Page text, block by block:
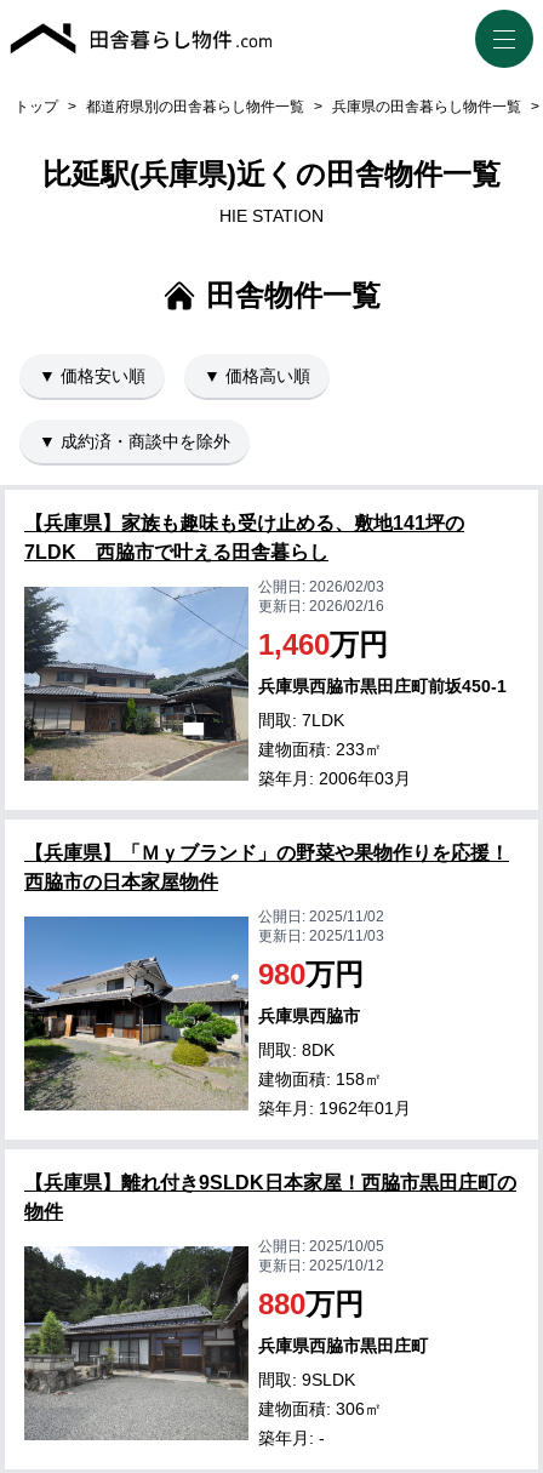
トップ > 都道府県別の田舎暮らし物件一覧 > 兵庫県の田舎暮らし物件一覧 >
比延駅(兵庫県)近くの田舎物件一覧
HIE STATION
田舎物件一覧
▼ 価格安い順 ▼ 価格高い順
▼ 成約済・商談中を除外
【兵庫県】家族も趣味も受け止める、敷地141坪の
7LDK 西脇市で叶える田舎暮らし
公開日:2026/02/03
更新日:2026/02/16
1,460万円
兵庫県西脇市黒田庄町前坂450-1
間取: 7LDK
建物面積: 233㎡
築年月: 2006年03月
【兵庫県】「Ｍｙブランド」の野菜や果物作りを応援！
西脇市の日本家屋物件
公開日:2025/11/02
更新日:2025/11/03
980万円
兵庫県西脇市
間取: 8DK
建物面積: 158㎡
築年月: 1962年01月
【兵庫県】離れ付き9SLDK日本家屋！西脇市黒田庄町の
物件
公開日:2025/10/05
更新日:2025/10/12
880万円
兵庫県西脇市黒田庄町
間取: 9SLDK
建物面積: 306㎡
築年月: -